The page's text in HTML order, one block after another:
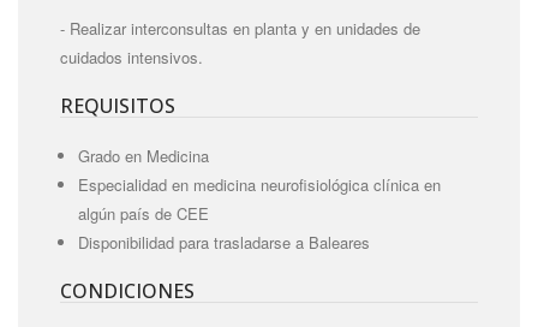
- Realizar interconsultas en planta y en unidades de
cuidados intensivos.
REQUISITOS
Grado en Medicina
Especialidad en medicina neurofisiológica clínica en
algún país de CEE
Disponibilidad para trasladarse a Baleares
CONDICIONES